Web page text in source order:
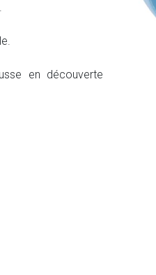
en découverte